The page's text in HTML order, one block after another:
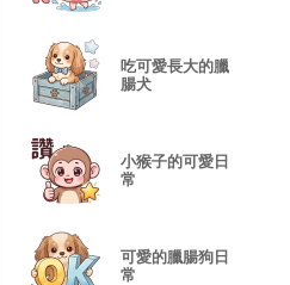
吃可愛長大的臘
腸犬
小猴子的可愛日
常
可愛的臘腸狗日
常